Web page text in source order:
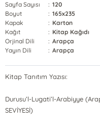
Sayfa Sayısı
: 120
Boyut
: 165x235
Kapak
: Karton
Kağıt
: Kitap Kağıdı
Orjinal Dili
: Arapça
Yayın Dili
: Arapça
Kitap Tanıtım Yazısı:
Durusu’l-Lugati’l-Arabiyye
SEVİYESİ)